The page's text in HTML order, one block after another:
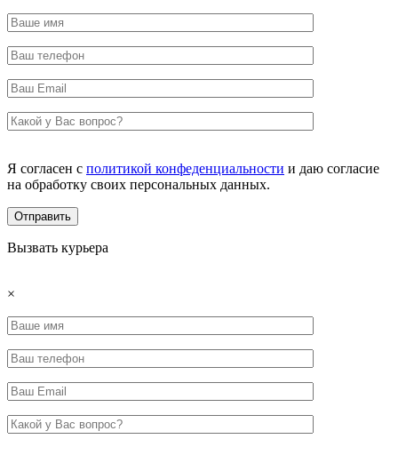
Я согласен с политикой конфеденциальности и даю согласие
на обработку своих персональных данных.
Вызвать курьера
×